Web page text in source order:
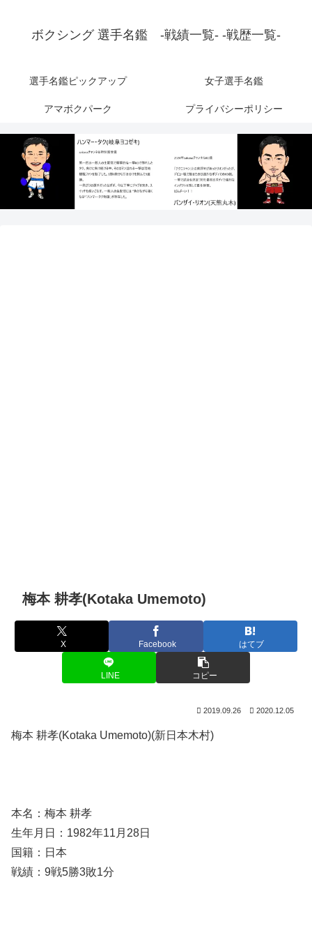
ボクシング 選手名鑑 -戦績一覧- -戦歴一覧-
選手名鑑ピックアップ 女子選手名鑑
アマボクパーク プライバシーポリシー
梅本 耕孝(Kotaka Umemoto)
X Facebook はてブ
LINE コピー
2019.09.26 2020.12.05
梅本 耕孝(Kotaka Umemoto)(新日本木村)
本名：梅本 耕孝
生年月日：1982年11月28日
国籍：日本
戦績：9戦5勝3敗1分